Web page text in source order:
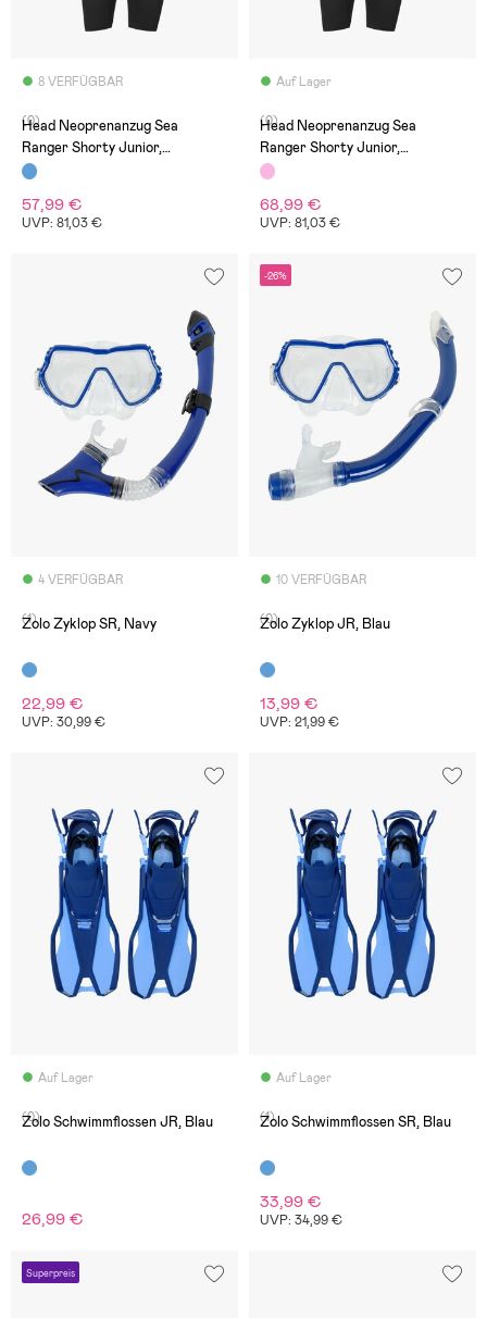
8 VERFÜGBAR
(0)
Head Neoprenanzug Sea
Ranger Shorty Junior,
Schwarz/Hellblau
57,99 €
UVP: 81,03 €
Auf Lager
(0)
Head Neoprenanzug Sea
Ranger Shorty Junior,
Schwarz/Rosa
68,99 €
UVP: 81,03 €
4 VERFÜGBAR
(1)
Zolo Zyklop SR, Navy
22,99 €
UVP: 30,99 €
-26%
10 VERFÜGBAR
(0)
Zolo Zyklop JR, Blau
13,99 €
UVP: 21,99 €
Auf Lager
(0)
Zolo Schwimmflossen JR, Blau
26,99 €
Auf Lager
(1)
Zolo Schwimmflossen SR, Blau
33,99 €
UVP: 34,99 €
Superpreis